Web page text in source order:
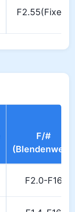
F2.55(Fixed)
F/#
(Blendenwert)
F2.0-F16